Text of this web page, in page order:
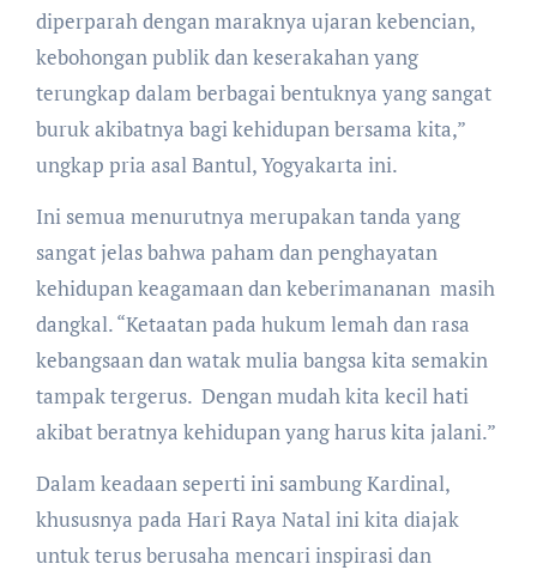
diperparah dengan maraknya ujaran kebencian,
kebohongan publik dan keserakahan yang
terungkap dalam berbagai bentuknya yang sangat
buruk akibatnya bagi kehidupan bersama kita,”
ungkap pria asal Bantul, Yogyakarta ini.
Ini semua menurutnya merupakan tanda yang
sangat jelas bahwa paham dan penghayatan
kehidupan keagamaan dan keberimananan masih
dangkal. “Ketaatan pada hukum lemah dan rasa
kebangsaan dan watak mulia bangsa kita semakin
tampak tergerus. Dengan mudah kita kecil hati
akibat beratnya kehidupan yang harus kita jalani.”
Dalam keadaan seperti ini sambung Kardinal,
khususnya pada Hari Raya Natal ini kita diajak
untuk terus berusaha mencari inspirasi dan